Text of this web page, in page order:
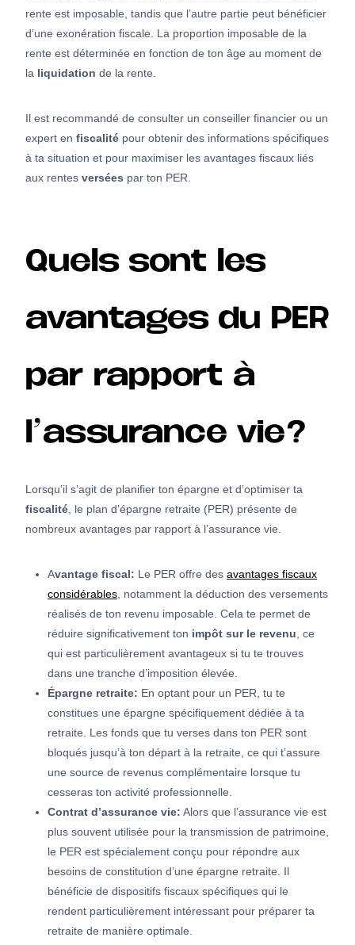
rente est imposable, tandis que l’autre partie peut bénéficier
d’une exonération fiscale. La proportion imposable de la
rente est déterminée en fonction de ton âge au moment de
la liquidation de la rente.
Il est recommandé de consulter un conseiller financier ou un
expert en fiscalité pour obtenir des informations spécifiques
à ta situation et pour maximiser les avantages fiscaux liés
aux rentes versées par ton PER.
Quels sont les
avantages du PER
par rapport à
l’assurance vie?
Lorsqu’il s’agit de planifier ton épargne et d’optimiser ta
fiscalité , le plan d’épargne retraite (PER) présente de
nombreux avantages par rapport à l’assurance vie.
Avantage fiscal: Le PER offre des avantages fiscaux
considérables , notamment la déduction des versements
réalisés de ton revenu imposable. Cela te permet de
réduire significativement ton impôt sur le revenu , ce
qui est particulièrement avantageux si tu te trouves
dans une tranche d’imposition élevée.
Épargne retraite: En optant pour un PER, tu te
constitues une épargne spécifiquement dédiée à ta
retraite. Les fonds que tu verses dans ton PER sont
bloqués jusqu’à ton départ à la retraite, ce qui t’assure
une source de revenus complémentaire lorsque tu
cesseras ton activité professionnelle.
Contrat d’assurance vie: Alors que l’assurance vie est
plus souvent utilisée pour la transmission de patrimoine,
le PER est spécialement conçu pour répondre aux
besoins de constitution d’une épargne retraite. Il
bénéficie de dispositifs fiscaux spécifiques qui le
rendent particulièrement intéressant pour préparer ta
retraite de manière optimale.